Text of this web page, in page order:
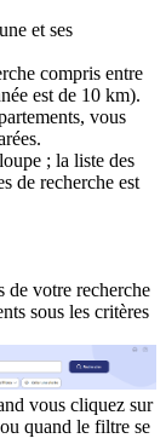
et ses
compris entre
est de 10 km).
vous
; la liste des
de recherche est
de votre recherche
sous les critères
vous cliquez sur
quand le filtre se